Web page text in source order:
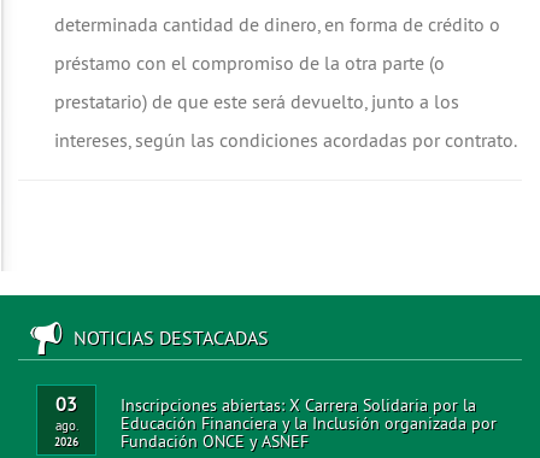
determinada cantidad de dinero, en forma de crédito o
préstamo con el compromiso de la otra parte (o
prestatario) de que este será devuelto, junto a los
intereses, según las condiciones acordadas por contrato.
NOTICIAS DESTACADAS
03
ago.
2026
Inscripciones abiertas: X Carrera Solidaria por la
Educación Financiera y la Inclusión organizada por
Fundación ONCE y ASNEF